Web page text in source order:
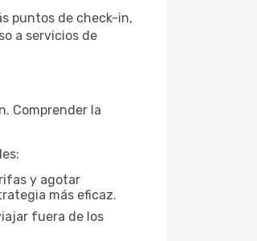
puntos de check-in,
a servicios de
Comprender la
y agotar
más eficaz.
fuera de los